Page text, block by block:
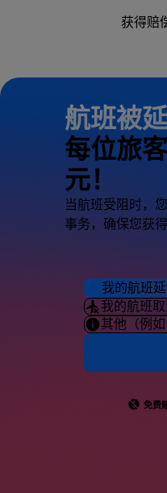
获得赔
航班被
每位旅
元！
当航班受阻时，
事务，确保您获得
我的航班
我的航班
其他（例如
免费